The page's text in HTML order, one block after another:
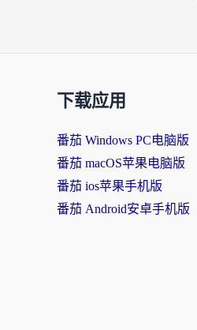
下载应用
番茄 Windows PC电脑版
番茄 macOS苹果电脑版
番茄 ios苹果手机版
番茄 Android安卓手机版